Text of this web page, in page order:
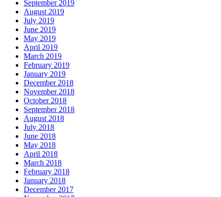
September 2019
August 2019
July 2019
June 2019
May 2019
April 2019
March 2019
February 2019
January 2019
December 2018
November 2018
October 2018
September 2018
August 2018
July 2018
June 2018
May 2018
April 2018
March 2018
February 2018
January 2018
December 2017